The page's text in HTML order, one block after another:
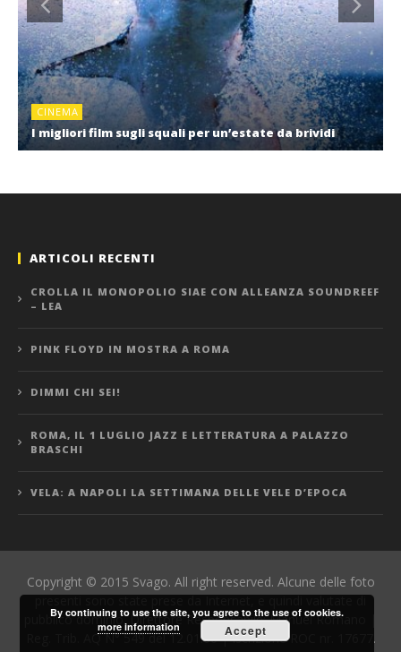
CINEMA
I migliori film sugli squali per un’estate da brividi
ARTICOLI RECENTI
CROLLA IL MONOPOLIO SIAE CON ALLEANZA SOUNDREEF
– LEA
PINK FLOYD IN MOSTRA A ROMA
DIMMI CHI SEI!
ROMA, IL 1 LUGLIO JAZZ E LETTERATURA A PALAZZO
BRASCHI
VELA: A NAPOLI LA SETTIMANA DELLE VELE D’EPOCA
Copyright © 2015 Svago. All right reserved. Alcune delle foto
pubblico dominio. Direttore Responsabile: Manuel Romano |
Reg. Trib. AQ N° 549 del 12.01.06 | Iscrizione ROC nr. 17677.
By continuing to use the site, you agree to the use of cookies.
more information
Accept